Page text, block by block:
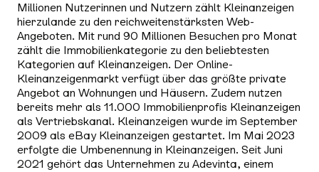
Millionen Nutzerinnen und Nutzern zählt Kleinanzeigen
hierzulande zu den reichweitenstärksten Web-
Angeboten. Mit rund 90 Millionen Besuchen pro Monat
zählt die Immobilienkategorie zu den beliebtesten
Kategorien auf Kleinanzeigen. Der Online-
Kleinanzeigenmarkt verfügt über das größte private
Angebot an Wohnungen und Häusern. Zudem nutzen
bereits mehr als 11.000 Immobilienprofis Kleinanzeigen
als Vertriebskanal. Kleinanzeigen wurde im September
2009 als eBay Kleinanzeigen gestartet. Im Mai 2023
erfolgte die Umbenennung in Kleinanzeigen. Seit Juni
2021 gehört das Unternehmen zu Adevinta, einem